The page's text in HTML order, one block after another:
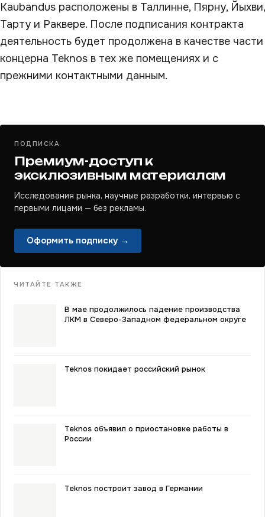
Kaubandus расположены в Таллинне, Пярну, Йыхви,
Тарту и Раквере. После подписания контракта
деятельность будет продолжена в качестве части
концерна Teknos в тех же помещениях и с
прежними контактными данным.
ПОДПИСКА
Премиум-доступ к
эксклюзивным материалам
Исследования рынка, научные разработки, интервью с
первыми лицами — без рекламы.
Оформить подписку →
ЧИТАЙТЕ ТАКЖЕ
В мае продолжилось падение производства
ЛКМ в Северо-Западном федеральном округе
Teknos покидает российский рынок
Teknos объявил о приостановке работы в
России
Teknos построит завод в Германии